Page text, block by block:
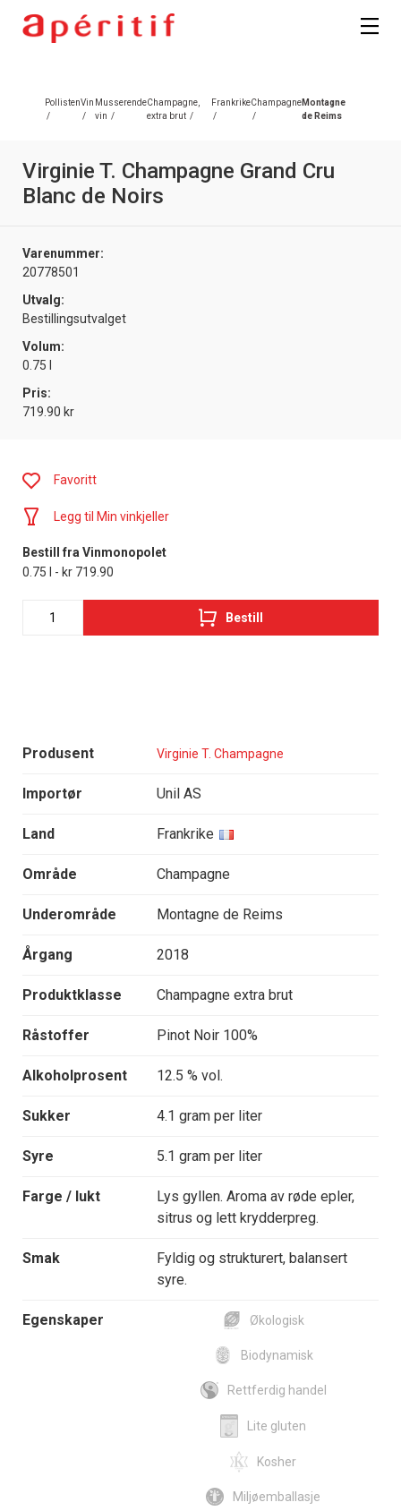
Pollisten
/
Vin
/
Musserende
vin /
Champagne,
extra brut /
Frankrike
/
Champagne
/
Montagne
de Reims
Virginie T. Champagne Grand Cru
Blanc de Noirs
Varenummer:
20778501
Utvalg:
Bestillingsutvalget
Volum:
0.75 l
Pris:
719.90 kr
Produsent Virginie T. Champagne
Importør Unil AS
Land Frankrike
Område Champagne
Underområde Montagne de Reims
Årgang 2018
Produktklasse Champagne extra brut
Råstoffer Pinot Noir 100%
Alkoholprosent 12.5 % vol.
Sukker 4.1 gram per liter
Syre 5.1 gram per liter
Farge / lukt
Lys gyllen. Aroma av røde epler,
sitrus og lett krydderpreg.
Smak
Fyldig og strukturert, balansert
syre.
Egenskaper Økologisk
Biodynamisk
Rettferdig handel
Lite gluten
Kosher
Miljøemballasje
Favoritt
Legg til Min vinkjeller
Bestill fra Vinmonopolet
0.75 l - kr 719.90
Bestill